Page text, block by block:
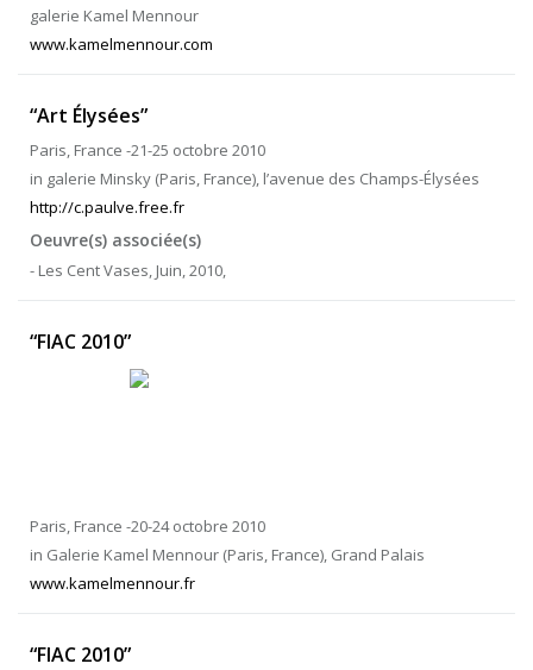
galerie Kamel Mennour
www.kamelmennour.com
“Art Élysées”
Paris, France -21-25 octobre 2010
in galerie Minsky (Paris, France), l’avenue des Champs-Élysées
http://c.paulve.free.fr
Oeuvre(s) associée(s)
- Les Cent Vases, Juin, 2010,
“FIAC 2010”
Paris, France -20-24 octobre 2010
in Galerie Kamel Mennour (Paris, France), Grand Palais
www.kamelmennour.fr
“FIAC 2010”